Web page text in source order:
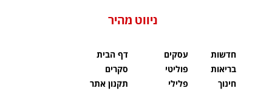
ניווט מהיר
חדשות
בריאות
חינוך
עסקים
פוליטי
פלילי
דף הבית
סקרים
תקנון אתר